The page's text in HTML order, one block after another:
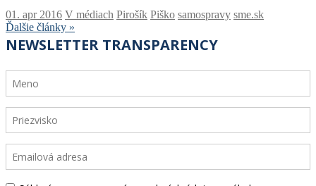
V médiach Pirošík Piško samospravy sme.sk
Ďalšie články »